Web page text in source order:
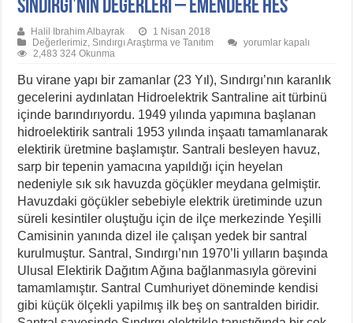
Sındırgı’nın Değerleri – Emendere HES
Halil Ibrahim Albayrak
1 Nisan 2018
Değerlerimiz Sındırgı Araştırma ve Tanıtım
Sındırgı’nın
Emendere
HES
için
yorumlar kapalı
2,483 324 Okunma
Bu virane yapı bir zamanlar (23 Yıl), Sındırgı’nın karanlık
gecelerini aydınlatan Hidroelektrik Santraline ait türbinü
içinde barındırıyordu. 1949 yılında yapımına başlanan
hidroelektirik santrali 1953 yılında inşaatı tamamlanarak
elektirik üretmine başlamıştır. Santrali besleyen havuz,
sarp bir tepenin yamacına yapıldığı için heyelan
nedeniyle sık sık havuzda göçükler meydana gelmiştir.
Havuzdaki göçükler sebebiyle elektrik üretiminde uzun
süreli kesintiler oluştuğu için de ilçe merkezinde Yeşilli
Camisinin yanında dizel ile çalışan yedek bir santral
kurulmuştur. Santral, Sındırgı’nın 1970’li yılların başında
Ulusal Elektirik Dağıtım Ağına bağlanmasıyla görevini
tamamlamıştır. Santral Cumhuriyet döneminde kendisi
gibi küçük ölçekli yapilmış ilk beş on santralden biridir.